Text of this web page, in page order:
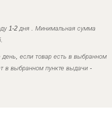
1-2 дня . Минимальная сумма
если товар есть в выбранном
в выбранном пункте выдачи -